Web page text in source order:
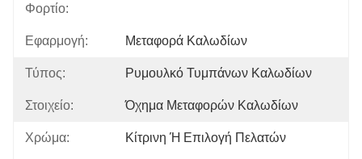
Φορτίο:
Εφαρμογή: Μεταφορά Καλωδίων
Τύπος: Ρυμουλκό Τυμπάνων Καλωδίων
Στοιχείο: Όχημα Μεταφορών Καλωδίων
Χρώμα: Κίτρινη Ή Επιλογή Πελατών